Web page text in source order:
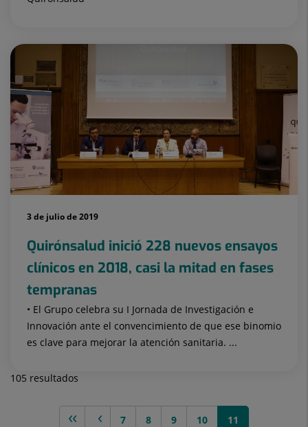
3 de julio de 2019
Quirónsalud inició 228 nuevos ensayos
clínicos en 2018, casi la mitad en fases
tempranas
• El Grupo celebra su I Jornada de Investigación e
Innovación ante el convencimiento de que ese binomio
es clave para mejorar la atención sanitaria. ...
105 resultados
7 8 9 10 11